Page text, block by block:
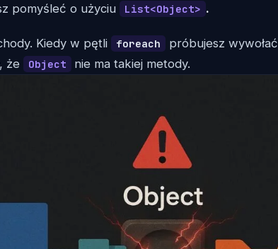
pomyśleć o użyciu
List<Object> .
Kiedy w pętli foreach próbujesz wywołać
że
Object nie ma takiej metody.